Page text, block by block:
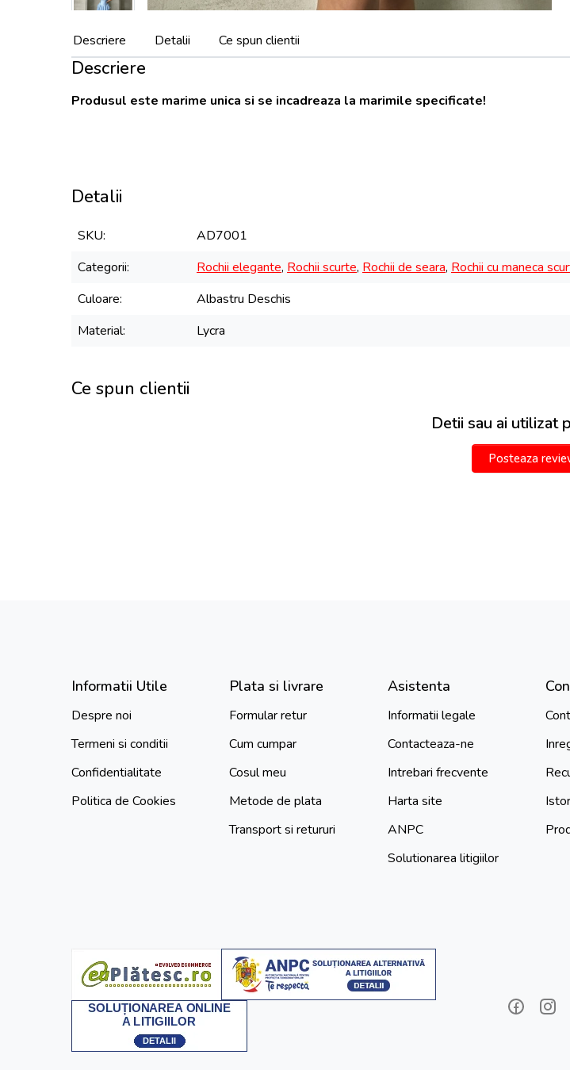
Descriere Detalii Ce spun clientii
Descriere
Produsul este marime unica si se incadreaza la marimile specificate!
Detalii
SKU
AD7001
Categorii
Rochii elegante, Rochii scurte, Rochii de seara, Rochii cu maneca
Culoare
Albastru Deschis
Material
Lycra
Ce spun clientii
Detii sau ai utilizat
Posteaza
Informatii Utile
Despre noi
Termeni si conditii
Confidentialitate
Politica de Cookies
Plata si livrare
Formular retur
Cum cumpar
Cosul meu
Metode de plata
Transport si retururi
Asistenta
Informatii legale
Contacteaza-ne
Intrebari frecvente
Harta site
ANPC
Solutionarea litigiilor